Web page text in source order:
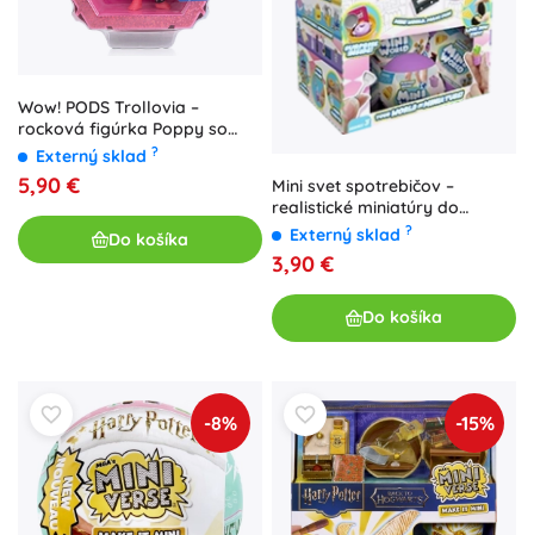
Wow! PODS Trollovia –
rocková figúrka Poppy so
svetlom
Externý sklad ?
5,90 €
Do košíka
Mini svet spotrebičov –
realistické miniatúry do
kuchynky
Externý sklad ?
3,90 €
Do košíka
-8% -15%